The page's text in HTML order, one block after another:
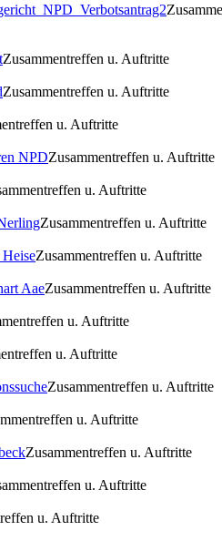
Zusammentreffen u. Auftritte
Zusammentreffen u. Auftritte
u. Auftritte
NPDZusammentreffen u. Auftritte
u. Auftritte
Zusammentreffen u. Auftritte
Zusammentreffen u. Auftritte
AaeZusammentreffen u. Auftritte
u. Auftritte
u. Auftritte
Zusammentreffen u. Auftritte
u. Auftritte
Zusammentreffen u. Auftritte
u. Auftritte
u. Auftritte